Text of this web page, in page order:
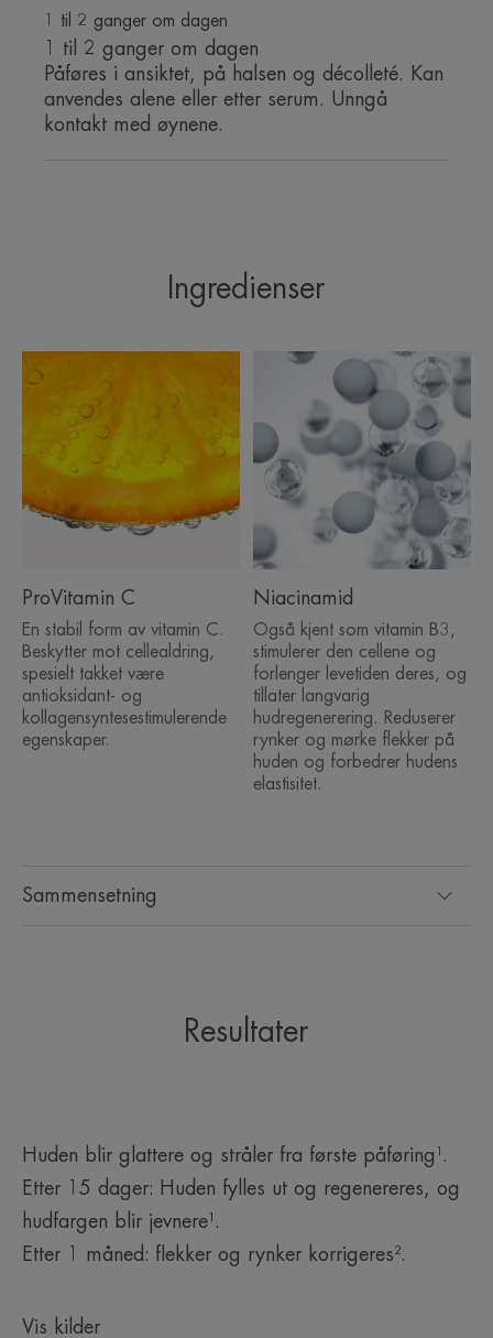
1 til 2 ganger om dagen
1 til 2 ganger om dagen
Påføres i ansiktet, på halsen og décolleté. Kan
anvendes alene eller etter serum. Unngå
kontakt med øynene.
Ingredienser
Sammensetning
ProVitamin C
En stabil form av vitamin C.
Beskytter mot cellealdring,
spesielt takket være
antioksidant- og
kollagensyntesestimulerende
egenskaper.
Niacinamid
Også kjent som vitamin B3,
stimulerer den cellene og
forlenger levetiden deres, og
tillater langvarig
hudregenerering. Reduserer
rynker og mørke flekker på
huden og forbedrer hudens
elastisitet.
Resultater
Huden blir glattere og stråler fra første påføring¹.
Etter 15 dager: Huden fylles ut og regenereres, og
hudfargen blir jevnere¹.
Etter 1 måned: flekker og rynker korrigeres².
Vis kilder